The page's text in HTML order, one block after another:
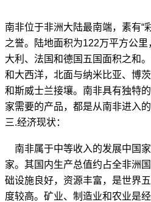
南非位于非洲大陆最南端，素有“
之誉。陆地面积为122万平方公里
大利、法国和德国五国面积之和
和大西洋，北面与纳米比亚、博
和斯威士兰接壤。南非具有独特
家需要的产品，都是从南非进入
三.经济现状：
南非属于中等收入的发展中国
家。其国内生产总值约占全非洲
础设施良好，资源丰富，是世界
度较高。矿业、制造业和农业是经